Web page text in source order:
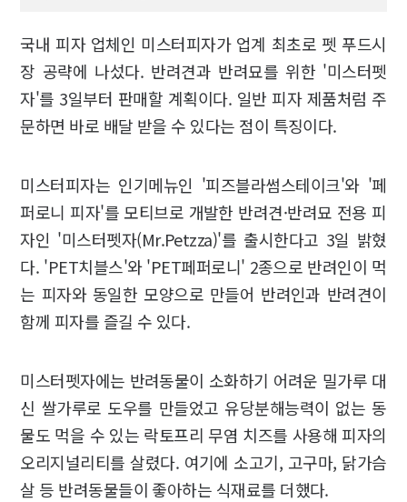
국내 피자 업체인 미스터피자가 업계 최초로 펫 푸드시
장 공략에 나섰다. 반려견과 반려묘를 위한 '미스터펫
자'를 3일부터 판매할 계획이다. 일반 피자 제품처럼 주
문하면 바로 배달 받을 수 있다는 점이 특징이다.
미스터피자는 인기메뉴인 '피즈블라썸스테이크'와 '페
퍼로니 피자'를 모티브로 개발한 반려견·반려묘 전용 피
자인 '미스터펫자(Mr.Petzza)'를 출시한다고 3일 밝혔
다. 'PET치블스'와 'PET페퍼로니' 2종으로 반려인이 먹
는 피자와 동일한 모양으로 만들어 반려인과 반려견이
함께 피자를 즐길 수 있다.
미스터펫자에는 반려동물이 소화하기 어려운 밀가루 대
신 쌀가루로 도우를 만들었고 유당분해능력이 없는 동
물도 먹을 수 있는 락토프리 무염 치즈를 사용해 피자의
오리지널리티를 살렸다. 여기에 소고기, 고구마, 닭가슴
살 등 반려동물들이 좋아하는 식재료를 더했다.